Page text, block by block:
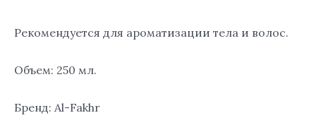
Рекомендуется для ароматизации тела и волос.
Объем: 250 мл.
Бренд: Al-Fakhr
250